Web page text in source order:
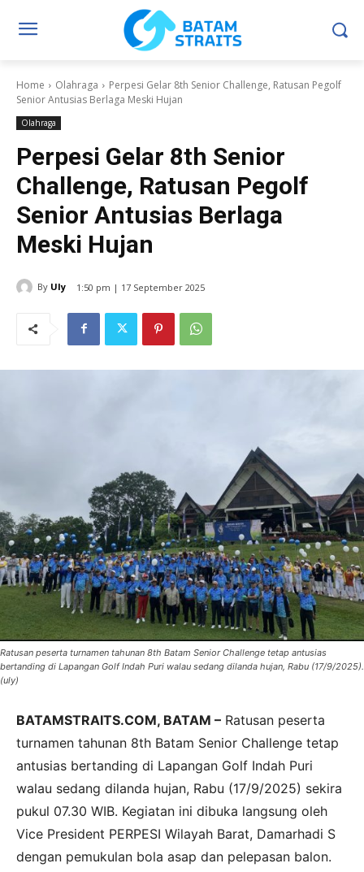
Home Olahraga
Perpesi Gelar 8th Senior Challenge, Ratusan Pegolf
Senior Antusias Berlaga Meski Hujan
Olahraga
Perpesi Gelar 8th Senior
Challenge, Ratusan Pegolf
Senior Antusias Berlaga
Meski Hujan
By Uly 1:50 pm | 17 September 2025
Ratusan peserta turnamen tahunan 8th Batam Senior Challenge tetap antusias
bertanding di Lapangan Golf Indah Puri walau sedang dilanda hujan, Rabu (17/9/2025).
(uly)
BATAMSTRAITS.COM, BATAM – Ratusan peserta
turnamen tahunan 8th Batam Senior Challenge tetap
antusias bertanding di Lapangan Golf Indah Puri
walau sedang dilanda hujan, Rabu (17/9/2025) sekira
pukul 07.30 WIB. Kegiatan ini dibuka langsung oleh
Vice President PERPESI Wilayah Barat, Damarhadi S
dengan pemukulan bola asap dan pelepasan balon.